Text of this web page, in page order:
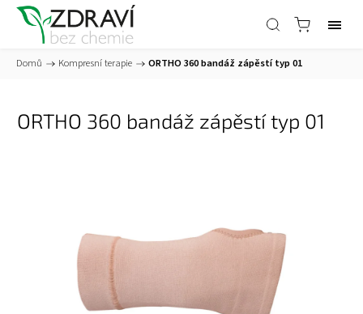
Domů / Kompresní terapie / ORTHO 360 bandáž zápěstí typ 01
ORTHO 360 bandáž zápěstí typ 01